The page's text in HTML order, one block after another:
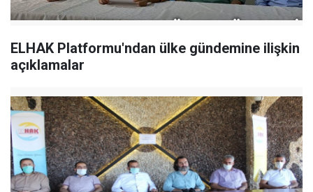
ELHAK Platformu'ndan ülke gündemine ilişkin
açıklamalar